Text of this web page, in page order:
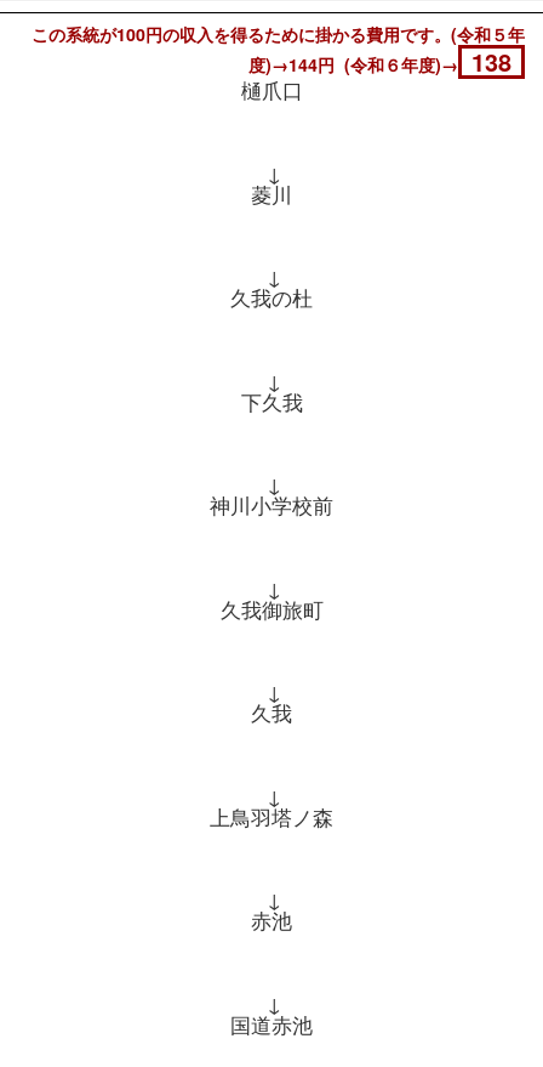
この系統が100円の収入を得るために掛かる費用です。(令和５年
度)→144円 (令和６年度)→
138
樋爪口
↓
菱川
↓
久我の杜
↓
下久我
↓
神川小学校前
↓
久我御旅町
↓
久我
↓
上鳥羽塔ノ森
↓
赤池
↓
国道赤池